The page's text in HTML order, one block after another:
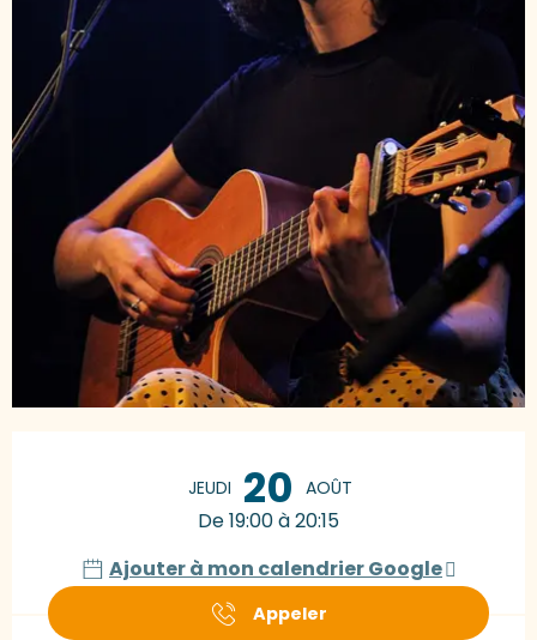
JEUDI 20 AOÛT
De 19:00 à 20:15
Ajouter à mon calendrier Google
Appeler